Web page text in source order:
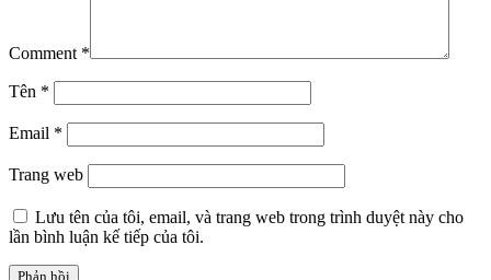
Comment *
Tên *
Email *
Trang web
Lưu tên của tôi, email, và trang web trong trình duyệt này cho
lần bình luận kế tiếp của tôi.